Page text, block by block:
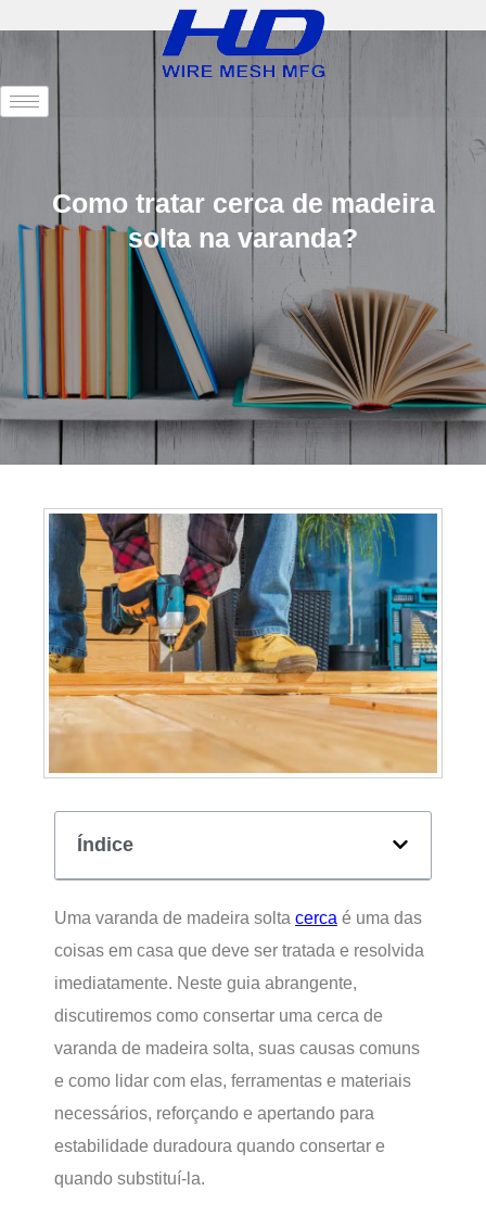
Como tratar cerca de madeira
solta na varanda?
Índice
Uma varanda de madeira solta cerca é uma das
coisas em casa que deve ser tratada e resolvida
imediatamente. Neste guia abrangente,
discutiremos como consertar uma cerca de
varanda de madeira solta, suas causas comuns
e como lidar com elas, ferramentas e materiais
necessários, reforçando e apertando para
estabilidade duradoura quando consertar e
quando substituí-la.